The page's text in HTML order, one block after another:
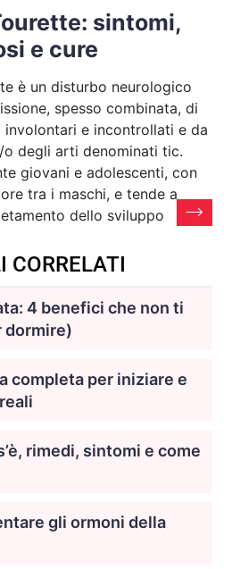
sintomi,
e cure
è un disturbo neurologico
spesso combinata, di
e incontrollati e da
degli arti denominati tic.
giovani e adolescenti, con
tra i maschi, e tende a
dello sviluppo
CORRELATI
4 benefici che non ti
dormire)
completa per iniziare e
rimedi, sintomi e come
gli ormoni della